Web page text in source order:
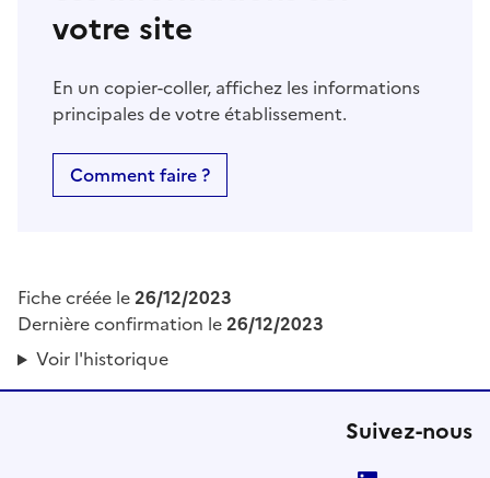
votre site
En un copier-coller, affichez les informations
principales de votre établissement.
Comment faire ?
Fiche créée le26/12/2023
Dernière confirmation le26/12/2023
Voir l'historique
Suivez-nous